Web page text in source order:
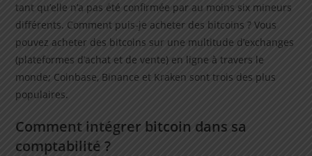
tant qu’elle n’a pas été confirmée par au moins six mineurs
différents. Comment puis-je acheter des bitcoins ? Vous
pouvez acheter des bitcoins sur une multitude d’exchanges
(plateformes d’achat et de vente) en ligne à travers le
monde; Coinbase, Binance et Kraken sont trois des plus
populaires.
Comment intégrer bitcoin dans sa
comptabilité ?